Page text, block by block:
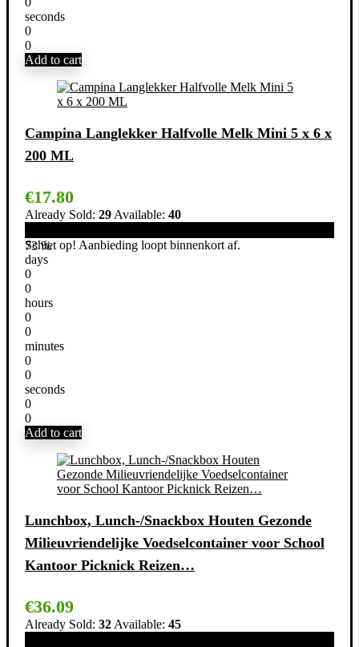
seconds
0
0
Add to cart
Campina Langlekker Halfvolle Melk Mini 5 x 6 x
200 ML
€17.80
Already Sold: 29 Available: 40
73 %
Schiet op! Aanbieding loopt binnenkort af.
days
0
0
hours
0
0
minutes
0
0
seconds
0
0
Add to cart
Lunchbox, Lunch-/Snackbox Houten Gezonde
Milieuvriendelijke Voedselcontainer voor School
Kantoor Picknick Reizen…
€36.09
Already Sold: 32 Available: 45